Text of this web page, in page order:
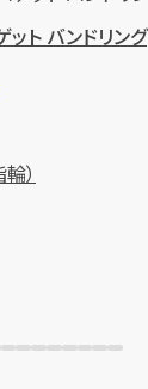
ット バンドリング
）